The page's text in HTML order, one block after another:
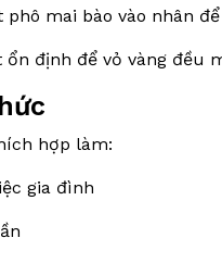
mai bào vào nhân
ổn định để vỏ vàng đều
hợp làm:
gia đình